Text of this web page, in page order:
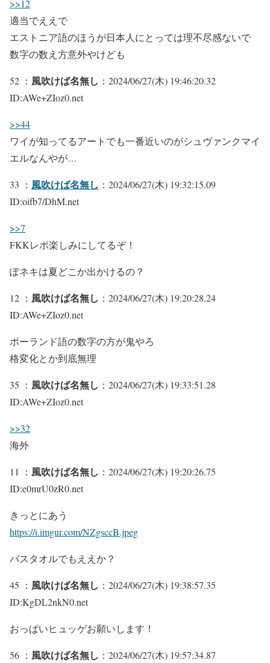
>>12
適当でええで
エストニア語のほうが日本人にとっては理不尽感ないで
数字の数え方意外やけども
52 ： 風吹けば名無し ：2024/06/27(木) 19:46:20.32
ID:AWe+ZIoz0.net
>>44
ワイが知ってるアートでも一番近いのがシュヴァンクマイ
エルなんやが…
33 ： 風吹けば名無し ：2024/06/27(木) 19:32:15.09
ID:oifb7/DhM.net
>>7
FKKレポ楽しみにしてるぞ！
ぽネキは夏どこか出かけるの？
12 ： 風吹けば名無し ：2024/06/27(木) 19:20:28.24
ID:AWe+ZIoz0.net
ポーランド語の数字の方が鬼やろ
格変化とか到底無理
35 ： 風吹けば名無し ：2024/06/27(木) 19:33:51.28
ID:AWe+ZIoz0.net
>>32
海外
11 ： 風吹けば名無し ：2024/06/27(木) 19:20:26.75
ID:e0mrU0zR0.net
きっとにあう
https://i.imgur.com/NZgsccB.jpeg
バスタオルでもええか？
45 ： 風吹けば名無し ：2024/06/27(木) 19:38:57.35
ID:KgDL2nkN0.net
おっぱいヒュッゲお願いします！
56 ： 風吹けば名無し ：2024/06/27(木) 19:57:34.87